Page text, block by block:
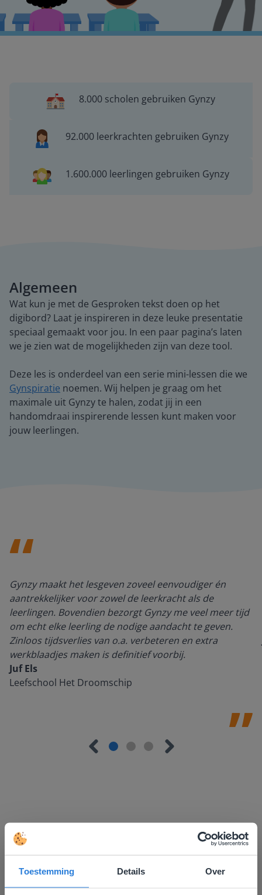
Toestemming Details Over
8.000 scholen gebruiken Gynzy
92.000 leerkrachten gebruiken Gynzy
1.600.000 leerlingen gebruiken Gynzy
Algemeen
Wat kun je met de Gesproken tekst doen op het
digibord? Laat je inspireren in deze leuke presentatie
speciaal gemaakt voor jou. In een paar pagina’s laten
we je zien wat de mogelijkheden zijn van deze tool.
Deze les is onderdeel van een serie mini-lessen die we
Gynspiratie noemen. Wij helpen je graag om het
maximale uit Gynzy te halen, zodat jij in een
handomdraai inspirerende lessen kunt maken voor
jouw leerlingen.
Gynzy maakt het lesgeven zoveel eenvoudiger én
aantrekkelijker voor zowel de leerkracht als de
leerlingen. Bovendien bezorgt Gynzy me veel meer tijd
om echt elke leerling de nodige aandacht te geven.
Zinloos tijdsverlies van o.a. verbeteren en extra
werkblaadjes maken is definitief voorbij.
Juf Els
Leefschool Het Droomschip